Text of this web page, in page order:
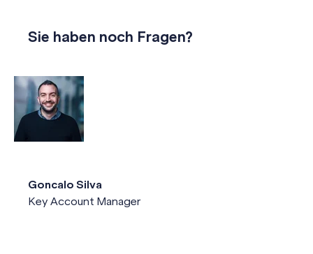
Sie haben noch Fragen?
Goncalo Silva
Key Account Manager